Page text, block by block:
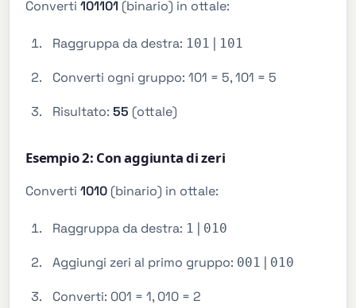
Converti101101 (binario) in ottale:
Raggruppa da destra: 101 | 101
Converti ogni gruppo: 101 = 5, 101 = 5
Risultato:55 (ottale)
Esempio 2: Con aggiunta di zeri
Converti1010 (binario) in ottale:
Raggruppa da destra: 1 | 010
Aggiungi zeri al primo gruppo: 001 | 010
Converti: 001 = 1, 010 = 2